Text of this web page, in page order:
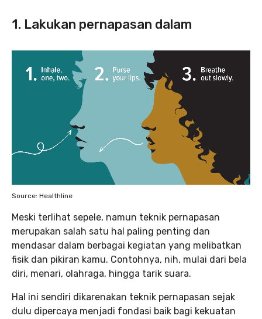
1. Lakukan pernapasan dalam
Source: Healthline
Meski terlihat sepele, namun teknik pernapasan
merupakan salah satu hal paling penting dan
mendasar dalam berbagai kegiatan yang melibatkan
fisik dan pikiran kamu. Contohnya, nih, mulai dari bela
diri, menari, olahraga, hingga tarik suara.
Hal ini sendiri dikarenakan teknik pernapasan sejak
dulu dipercaya menjadi fondasi baik bagi kekuatan